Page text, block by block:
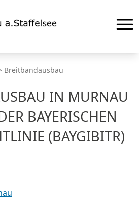
Breitbandausbau
IN MURNAU
BAYERISCHEN
(BAYGIBITR)